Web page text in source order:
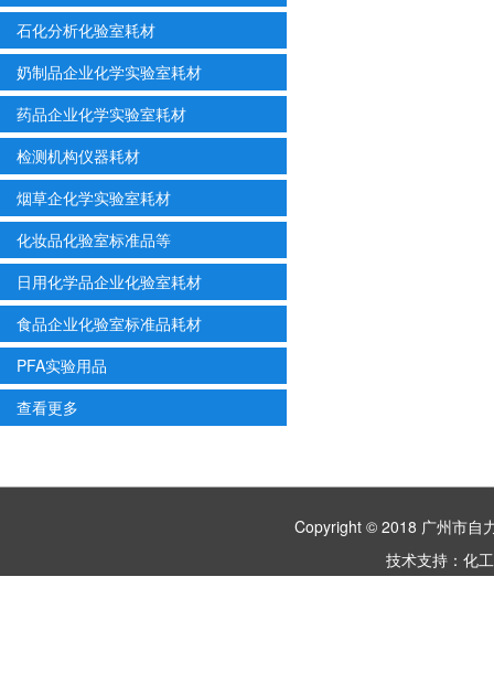
石化分析化验室耗材
奶制品企业化学实验室耗材
药品企业化学实验室耗材
检测机构仪器耗材
烟草企化学实验室耗材
化妆品化验室标准品等
日用化学品企业化验室耗材
食品企业化验室标准品耗材
PFA实验用品
查看更多
Copyright © 2018 广州市
技术支持： 化